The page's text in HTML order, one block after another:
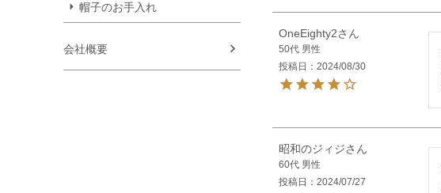
帽子のお手入れ
会社概要
OneEighty2
50代 男性
投稿日
2024/08/30
昭和のジィジ
60代 男性
投稿日
2024/07/27